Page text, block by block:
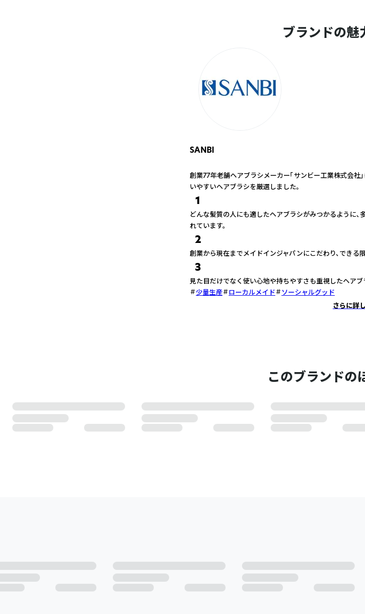
ブランドの魅
SANBI
創業77年老舗ヘアブラシメーカー「サンビー工業株式会社
いやすいヘアブラシを厳選しました。
1
どんな髪質の人にも適したヘアブラシがみつかるように、
れています。
2
創業から現在までメイドインジャパンにこだわり、できる
3
見た目だけでなく使い心地や持ちやすさも重視したヘア
少量生産
ローカルメイド
ソーシャルグッド
さらに詳
このブランドの